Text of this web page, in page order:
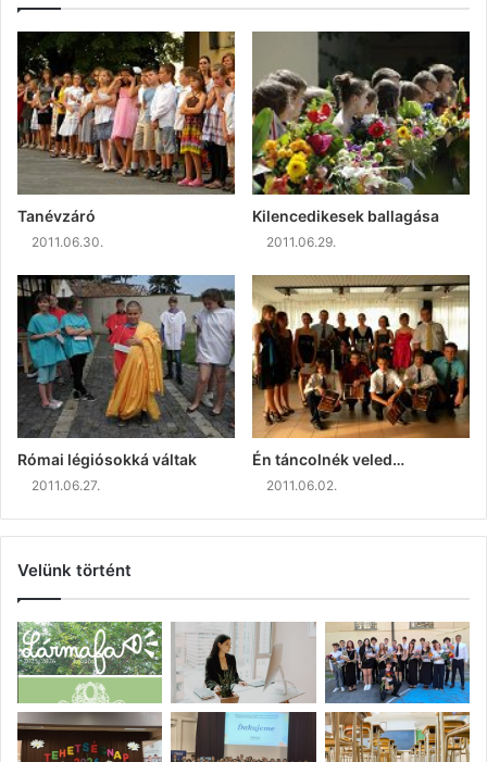
Tanévzáró
2011.06.30.
Kilencedikesek ballagása
2011.06.29.
Római légiósokká váltak
2011.06.27.
Én táncolnék veled…
2011.06.02.
Velünk történt